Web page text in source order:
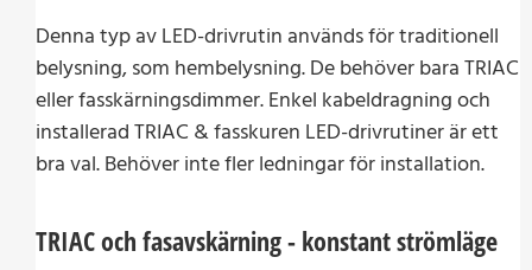
Denna typ av LED-drivrutin används för traditionell
belysning, som hembelysning. De behöver bara TRIAC
eller fasskärningsdimmer. Enkel kabeldragning och
installerad TRIAC & fasskuren LED-drivrutiner är ett
bra val. Behöver inte fler ledningar för installation.
TRIAC och fasavskärning - konstant strömläge